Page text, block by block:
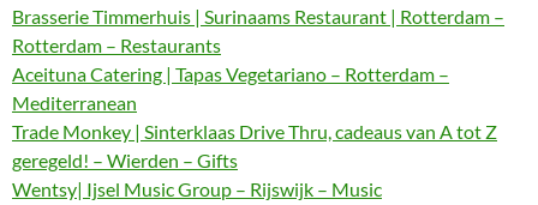
Brasserie Timmerhuis | Surinaams Restaurant | Rotterdam –
Rotterdam – Restaurants
Aceituna Catering | Tapas Vegetariano – Rotterdam –
Mediterranean
Trade Monkey | Sinterklaas Drive Thru, cadeaus van A tot Z
geregeld! – Wierden – Gifts
Wentsy| Ijsel Music Group – Rijswijk – Music